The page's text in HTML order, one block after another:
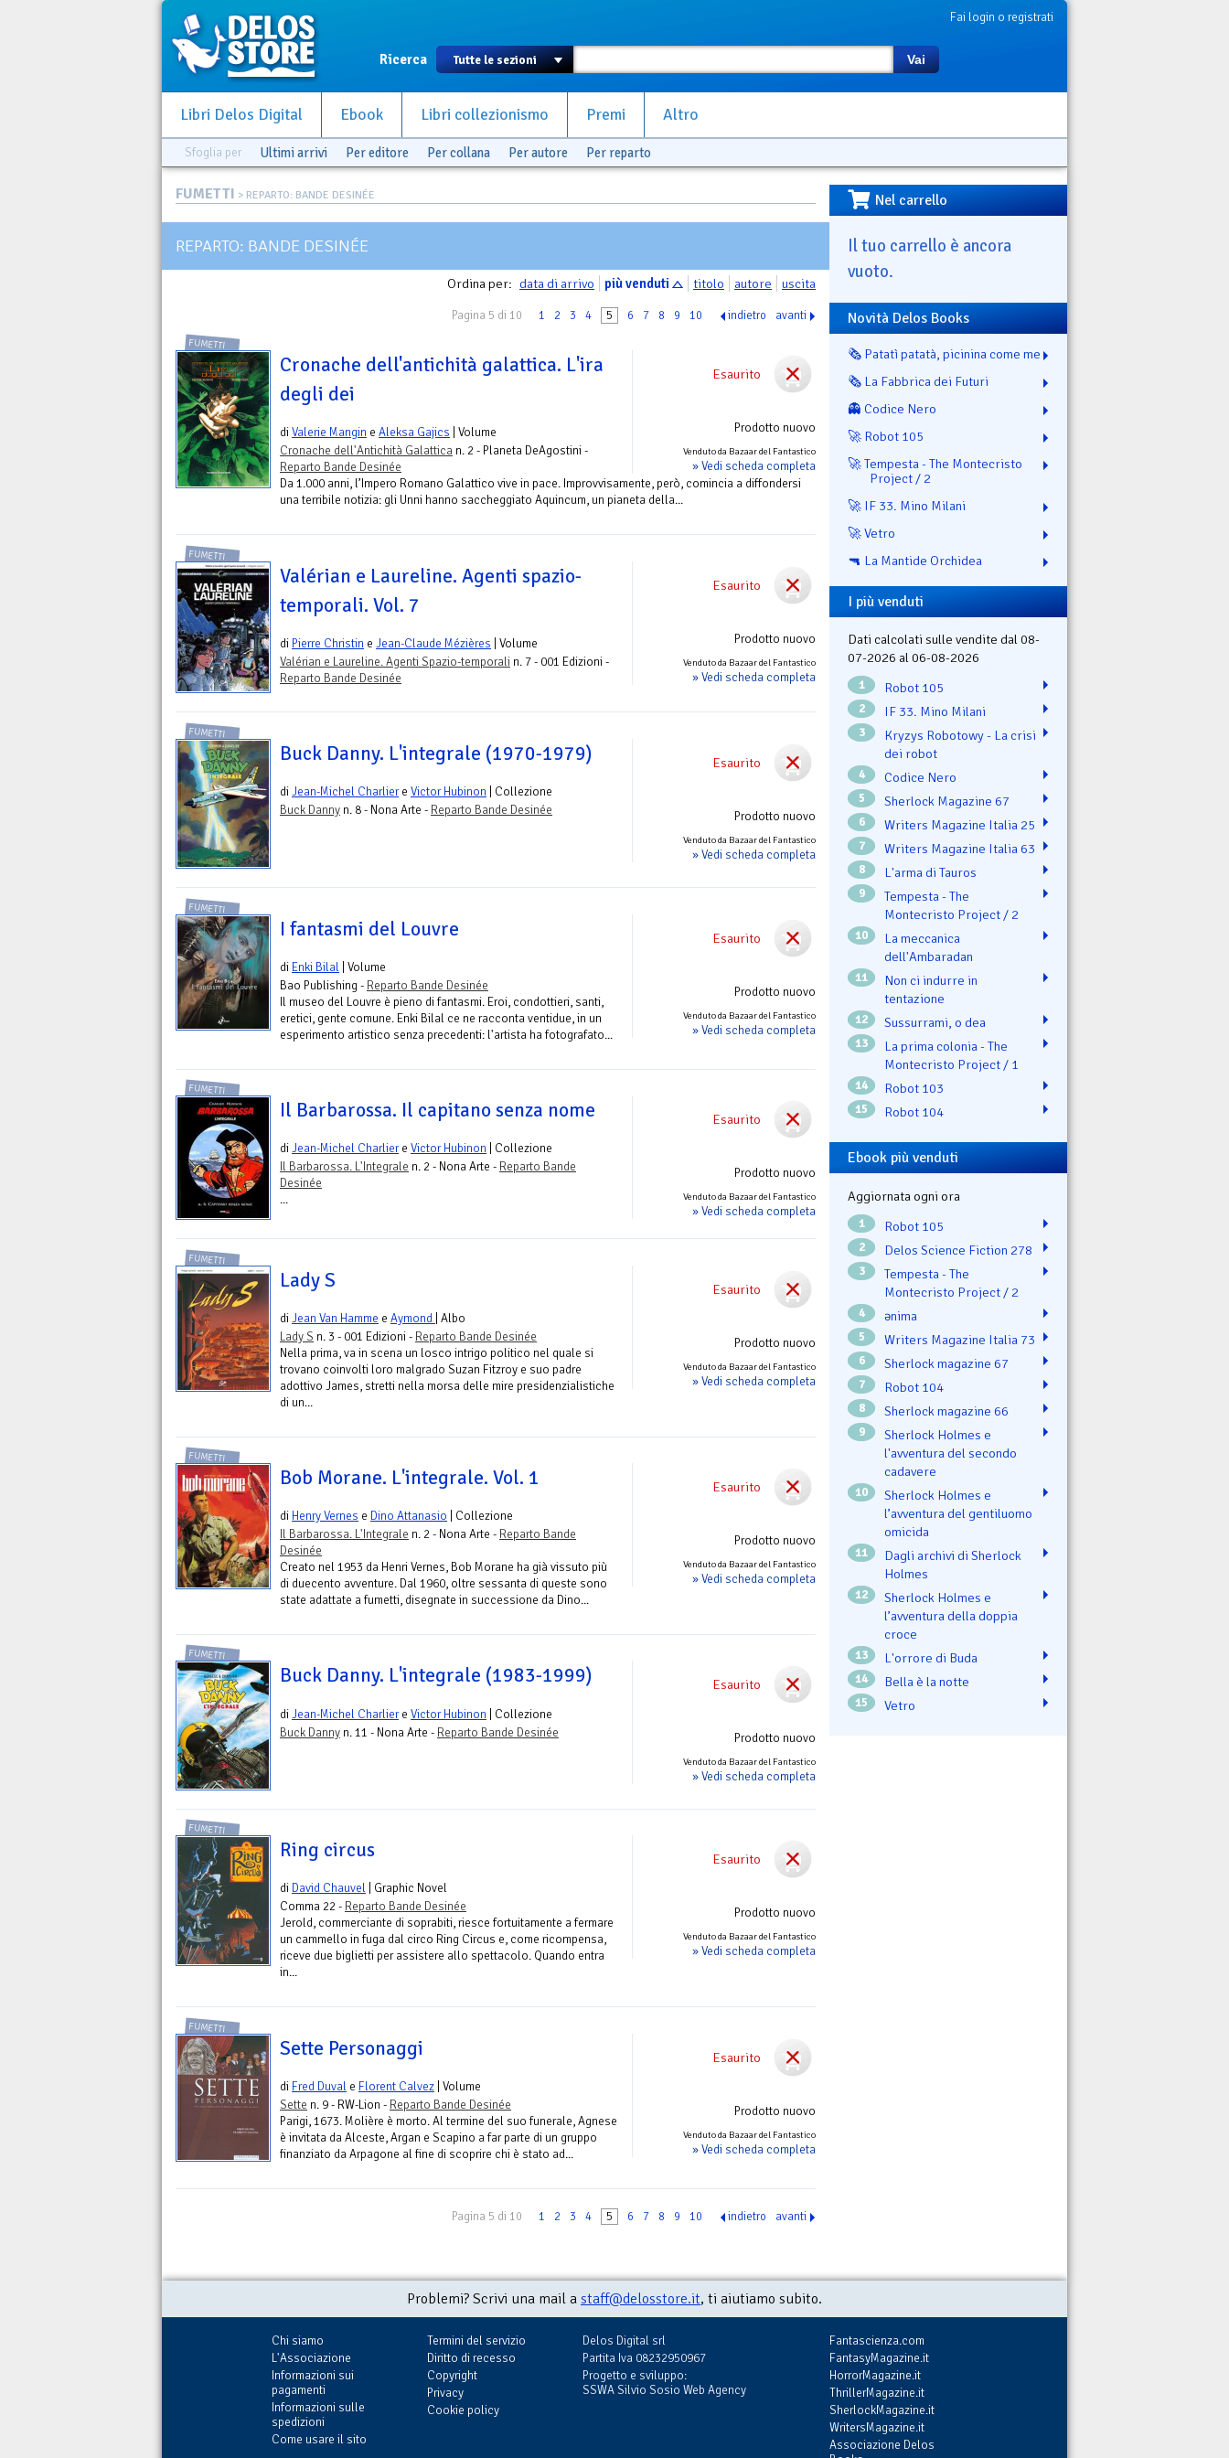
Fai login o registrati
Ricerca Vai
Libri Delos Digital Ebook Libri collezionismo Premi Altro
Sfoglia per Ultimi arrivi Per editore Per collana Per autore Per reparto
FUMETTI > REPARTO: BANDE DESINÉE
REPARTO: BANDE DESINÉE
Ordina per: data di arrivo più venduti titolo autore uscita
Pagina 5 di 10 1 2 3 4 5 6 7 8 9 10 indietro avanti
Esaurito
Prodotto nuovo
Venduto da Bazaar del Fantastico
» Vedi scheda completa
FUMETTI
Cronache dell'antichità galattica. L'ira
degli dei
diValerie Mangin e Aleksa Gajics | Volume
Cronache dell'Antichità Galattica n. 2 - Planeta DeAgostini -
Reparto Bande Desinée
Da 1.000 anni, l’Impero Romano Galattico vive in pace. Improvvisamente, però, comincia a diffondersi
una terribile notizia: gli Unni hanno saccheggiato Aquincum, un pianeta della...
Esaurito
Prodotto nuovo
Venduto da Bazaar del Fantastico
» Vedi scheda completa
FUMETTI
Valérian e Laureline. Agenti spazio-
temporali. Vol. 7
di Pierre Christin e Jean-Claude Mézières | Volume
Valérian e Laureline. Agenti Spazio-temporali n. 7 - 001 Edizioni -
Reparto Bande Desinée
Esaurito
Prodotto nuovo
Venduto da Bazaar del Fantastico
» Vedi scheda completa
FUMETTI
Buck Danny. L'integrale (1970-1979)
diJean-Michel Charliere Victor Hubinon | Collezione
Buck Danny n. 8 - Nona Arte - Reparto Bande Desinée
Esaurito
Prodotto nuovo
Venduto da Bazaar del Fantastico
» Vedi scheda completa
FUMETTI
I fantasmi del Louvre
di Enki Bilal | Volume
Bao Publishing - Reparto Bande Desinée
Il museo del Louvre è pieno di fantasmi. Eroi, condottieri, santi,
eretici, gente comune. Enki Bilal ce ne racconta ventidue, in un
esperimento artistico senza precedenti: l'artista ha fotografato...
Esaurito
Prodotto nuovo
Venduto da Bazaar del Fantastico
» Vedi scheda completa
FUMETTI
Il Barbarossa. Il capitano senza nome
diJean-Michel Charliere Victor Hubinon | Collezione
Il Barbarossa. L'Integrale n. 2 - Nona Arte - Reparto Bande
Desinée
...
Esaurito
Prodotto nuovo
Venduto da Bazaar del Fantastico
» Vedi scheda completa
FUMETTI
Lady S
diJean Van Hamme e Aymond | Albo
Lady S n. 3 - 001 Edizioni - Reparto Bande Desinée
Nella prima, va in scena un losco intrigo politico nel quale si
trovano coinvolti loro malgrado Suzan Fitzroy e suo padre
adottivo James, stretti nella morsa delle mire presidenzialistiche
di un...
Esaurito
Prodotto nuovo
Venduto da Bazaar del Fantastico
» Vedi scheda completa
FUMETTI
Bob Morane. L'integrale. Vol. 1
di Henry Vernes e Dino Attanasio | Collezione
Il Barbarossa. L'Integrale n. 2 - Nona Arte - Reparto Bande
Desinée
Creato nel 1953 da Henri Vernes, Bob Morane ha già vissuto più
di duecento avventure. Dal 1960, oltre sessanta di queste sono
state adattate a fumetti, disegnate in successione da Dino...
Esaurito
Prodotto nuovo
Venduto da Bazaar del Fantastico
» Vedi scheda completa
FUMETTI
Buck Danny. L'integrale (1983-1999)
diJean-Michel Charliere Victor Hubinon | Collezione
Buck Danny n. 11 - Nona Arte - Reparto Bande Desinée
Esaurito
Prodotto nuovo
Venduto da Bazaar del Fantastico
» Vedi scheda completa
FUMETTI
Ring circus
di David Chauvel | Graphic Novel
Comma 22 - Reparto Bande Desinée
Jerold, commerciante di soprabiti, riesce fortuitamente a fermare
un cammello in fuga dal circo Ring Circus e, come ricompensa,
riceve due biglietti per assistere allo spettacolo. Quando entra
in...
Esaurito
Prodotto nuovo
Venduto da Bazaar del Fantastico
» Vedi scheda completa
FUMETTI
Sette Personaggi
di Fred Duval e Florent Calvez | Volume
Sette n. 9 - RW-Lion - Reparto Bande Desinée
Parigi, 1673. Molière è morto. Al termine del suo funerale, Agnese
è invitata da Alceste, Argan e Scapino a far parte di un gruppo
finanziato da Arpagone al fine di scoprire chi è stato ad...
Pagina 5 di 10 1 2 3 4 5 6 7 8 9 10 indietro avanti
Nel carrello
Il tuo carrello è ancora
vuoto.
Novità Delos Books
🗞️ Patatì patatà, picinina come me
🗞️ La Fabbrica dei Futuri
👻 Codice Nero
🚀 Robot 105
🚀 Tempesta - The Montecristo
Project / 2
🚀 IF 33. Mino Milani
🚀 Vetro
🔫 La Mantide Orchidea
I più venduti
Dati calcolati sulle vendite dal 08-
07-2026 al 06-08-2026
1 Robot 105
2 IF 33. Mino Milani
3
Kryzys Robotowy - La crisi
dei robot
4 Codice Nero
5 Sherlock Magazine 67
6 Writers Magazine Italia 25
7 Writers Magazine Italia 63
8 L'arma di Tauros
9
Tempesta - The
Montecristo Project / 2
10
La meccanica
dell'Ambaradan
11
Non ci indurre in
tentazione
12 Sussurrami, o dea
13
La prima colonia - The
Montecristo Project / 1
14 Robot 103
15 Robot 104
Ebook più venduti
Aggiornata ogni ora
1 Robot 105
2 Delos Science Fiction 278
3
Tempesta - The
Montecristo Project / 2
4 ənima
5 Writers Magazine Italia 73
6 Sherlock magazine 67
7 Robot 104
8 Sherlock magazine 66
9
Sherlock Holmes e
l'avventura del secondo
cadavere
10
Sherlock Holmes e
l’avventura del gentiluomo
omicida
11
Dagli archivi di Sherlock
Holmes
12
Sherlock Holmes e
l’avventura della doppia
croce
13 L'orrore di Buda
14 Bella è la notte
15 Vetro
Problemi? Scrivi una mail a staff@delosstore.it, ti aiutiamo subito.
Chi siamo
L'Associazione
Informazioni sui
pagamenti
Informazioni sulle
spedizioni
Come usare il sito
Termini del servizio
Diritto di recesso
Copyright
Privacy
Cookie policy
Delos Digital srl
Partita Iva 08232950967
Progetto e sviluppo:
SSWA Silvio Sosio Web Agency
Fantascienza.com
FantasyMagazine.it
HorrorMagazine.it
ThrillerMagazine.it
SherlockMagazine.it
WritersMagazine.it
Associazione Delos